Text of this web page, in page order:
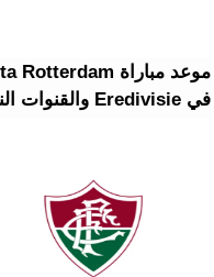
في Eredivisie والقنوات الناقلة 2026-08-09